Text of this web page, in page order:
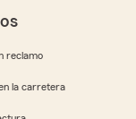
reclamo
la carretera